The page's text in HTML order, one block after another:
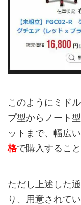
このようにミド
プ型からノート
ットまで、幅広
格で購入するこ
ただし上述した
り、用意されて